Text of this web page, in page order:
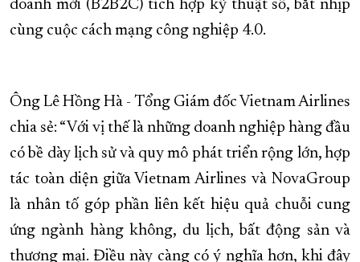
doanh mới (B2B2C) tích hợp kỹ thuật số, bắt nhịp
cùng cuộc cách mạng công nghiệp 4.0.
Ông Lê Hồng Hà - Tổng Giám đốc Vietnam Airlines
chia sẻ: “Với vị thế là những doanh nghiệp hàng đầu
có bề dày lịch sử và quy mô phát triển rộng lớn, hợp
tác toàn diện giữa Vietnam Airlines và NovaGroup
là nhân tố góp phần liên kết hiệu quả chuỗi cung
ứng ngành hàng không, du lịch, bất động sản và
thương mại. Điều này càng có ý nghĩa hơn, khi đây